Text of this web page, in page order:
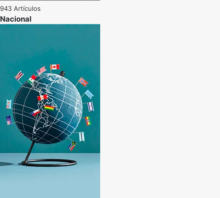
943 Artículos
Nacional